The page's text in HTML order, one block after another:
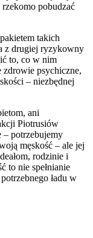
pobudzać
takich
z drugiej ryzykowny
to, co w nim
zdrowie psychiczne,
– niezbędnej
ani
Piotrusiów
– potrzebujemy
męskość – ale jej
rodzinie i
to nie spełnianie
ładu w